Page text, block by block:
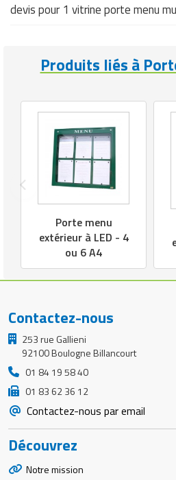
devis pour 1 vitrine porte menu
Produits liés à
Porte menu
extérieur à LED - 4
ou 6 A4
Contactez-nous
253 rue Gallieni
92100 Boulogne Billancourt
01 84 19 58 40
01 83 62 36 12
Contactez-nous par email
Découvrez
Notre mission